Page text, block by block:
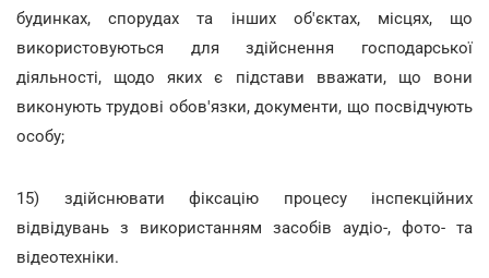
будинках, спорудах та інших об'єктах, місцях, що
використовуються для здійснення господарської
діяльності, щодо яких є підстави вважати, що вони
виконують трудові обов'язки, документи, що посвідчують
особу;
15) здійснювати фіксацію процесу інспекційних
відвідувань з використанням засобів аудіо-, фото- та
відеотехніки.